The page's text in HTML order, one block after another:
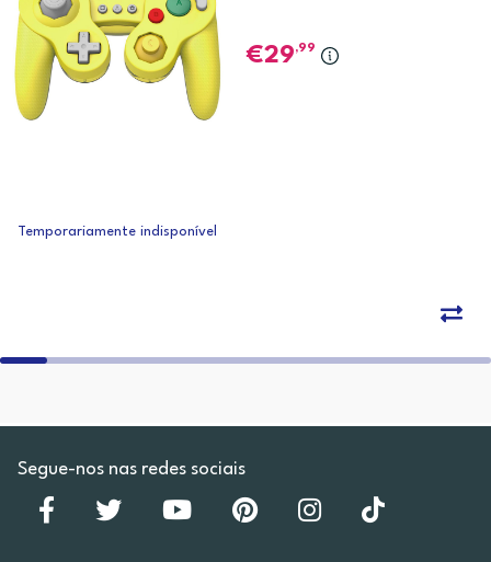
29,99
Temporariamente indisponível
Segue-nos nas redes sociais